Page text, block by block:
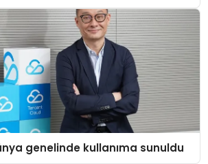
genelinde kullanıma sunuldu